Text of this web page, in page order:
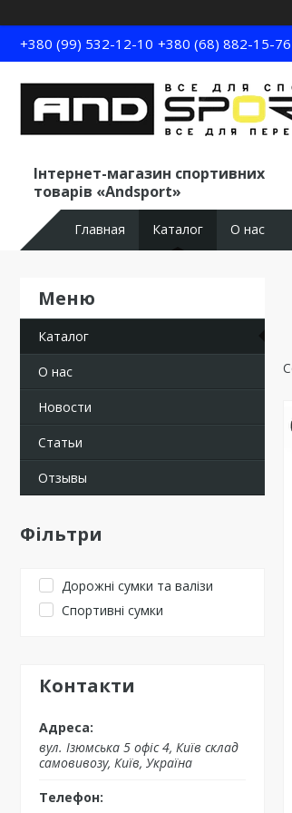
+380 (99) 532-12-10 +380 (68) 882-15-76
Інтернет-магазин спортивних
товарів «Andsport»
Главная Каталог О нас
Каталог
О нас
Новости
Статьи
Отзывы
Фільтри
Дорожні сумки та валізи
Спортивні сумки
Контакти
вул. Ізюмська 5 офіс 4, Київ склад
самовивозу, Київ, Україна